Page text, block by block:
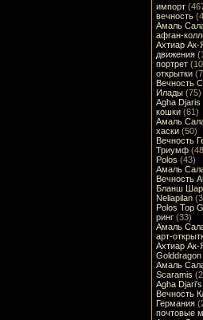
импорт
вечность
Амаль
афган-
Ахтиар Ак-
движения
портрет
открытки
Вечность
Илады(75)
Agha Djaris
кошки(61)
Амаль
хаски(50)
Вечность
Триумф
Polos (43)
Амаль
Вечность
Бланш
Neliapilan
Polos Top
ринг(33)
Амаль
арт-
Ахтиар
Амаль
Scaramis
Agha Djari's
Вечность
Германия
почтовые